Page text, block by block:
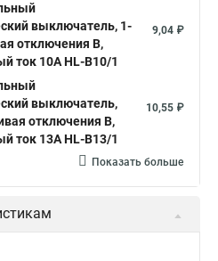
выключатель, 1-
отключения B,
ток 10А HL-B10/1
9,04 ₽
выключатель,
отключения B,
ток 13А HL-B13/1
10,55 ₽
Показать больше